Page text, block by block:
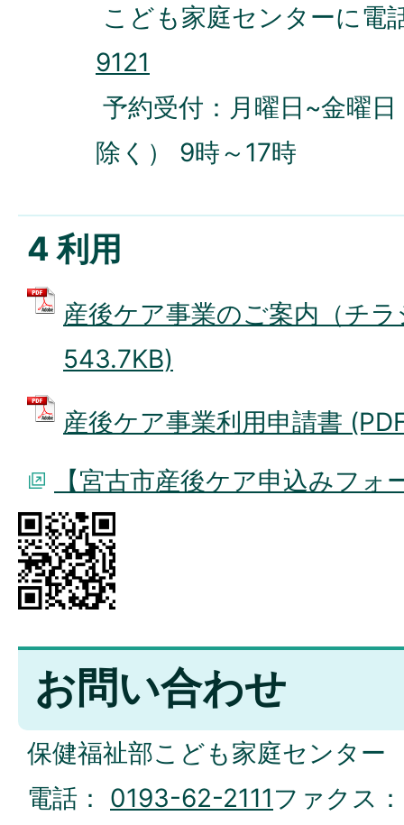
こども家庭センターに電
9121
予約受付：月曜日~金曜
除く） 9時～17時
4 利用
産後ケア事業のご案内（チ
543.7KB)
産後ケア事業利用申請書
【宮古市産後ケア申込みフォ
お問い合わせ
保健福祉部こども家庭センター
電話： 0193-62-2111ファクス